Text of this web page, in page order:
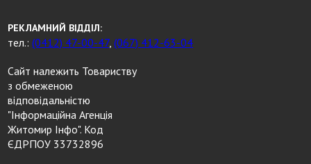
РЕКЛАМНИЙ ВІДДІЛ:
тел.:(0412) 47-00-47,(067) 412-63-04
Сайт належить Товариству
з обмеженою
відповідальністю
"Інформаційна Агенція
Житомир Інфо". Код
ЄДРПОУ 33732896